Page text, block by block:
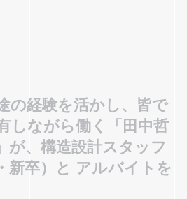
の経験を活かし、皆で
しながら働く「田中哲
が、構造設計スタッフ
新卒）と アルバイトを